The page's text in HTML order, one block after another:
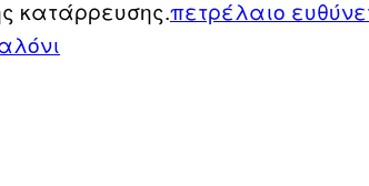
κατάρρευσης.πετρέλαιο